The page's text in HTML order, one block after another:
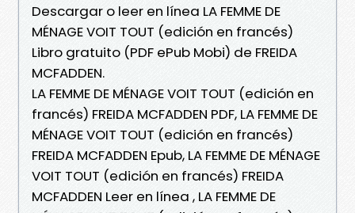
Descargar o leer en línea LA FEMME DE
MÉNAGE VOIT TOUT (edición en francés)
Libro gratuito (PDF ePub Mobi) de FREIDA
MCFADDEN.
LA FEMME DE MÉNAGE VOIT TOUT (edición en
francés) FREIDA MCFADDEN PDF, LA FEMME DE
MÉNAGE VOIT TOUT (edición en francés)
FREIDA MCFADDEN Epub, LA FEMME DE MÉNAGE
VOIT TOUT (edición en francés) FREIDA
MCFADDEN Leer en línea , LA FEMME DE